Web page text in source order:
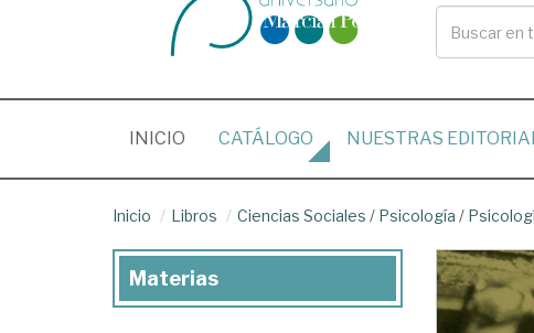
INICIO (CURRENT)
CATÁLOGO NUESTRAS
Inicio Libros Ciencias Sociales / Psicología /
Materias